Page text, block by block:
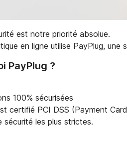
est notre priorité absolue.
en ligne utilise PayPlug,
PayPlug ?
100% sécurisées
certifié PCI DSS (Payment
sécurité les plus strictes.